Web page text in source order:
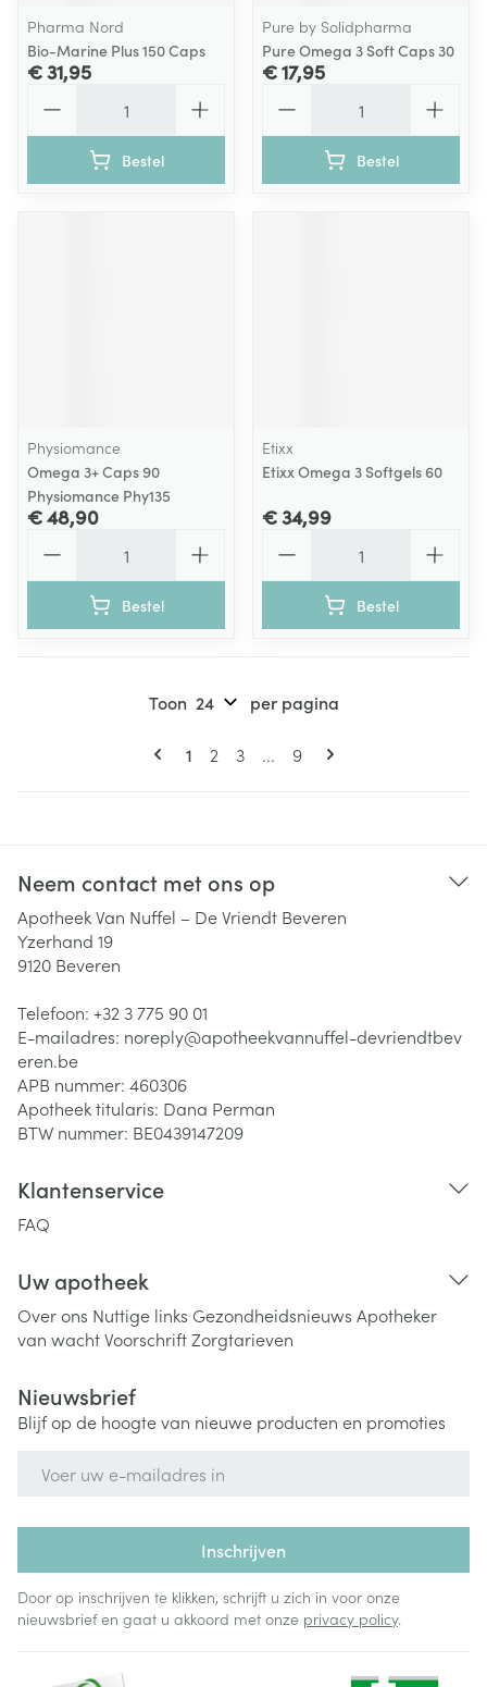
Pharma Nord
Bio-Marine Plus 150 Caps
€ 31,95
Bestel
Pure by Solidpharma
Pure Omega 3 Soft Caps 30
€ 17,95
Bestel
Physiomance
Omega 3+ Caps 90
Physiomance Phy135
€ 48,90
Bestel
Etixx
Etixx Omega 3 Softgels 60
€ 34,99
Bestel
Pagina's
U lees momenteel pagina
1 Pagina
2 Pagina
3 ... Pagina
9
Toon per pagina
Neem contact met ons op
Apotheek Van Nuffel – De Vriendt Beveren
Yzerhand 19
9120 Beveren
Telefoon: +32 3 775 90 01
E-mailadres: noreply@apotheekvannuffel-devriendtbev
eren.be
APB nummer: 460306
Apotheek titularis: Dana Perman
BTW nummer: BE0439147209
Klantenservice
FAQ
Uw apotheek
Over ons Nuttige links Gezondheidsnieuws Apotheker
van wachtVoorschriftZorgtarieven
Nieuwsbrief
Blijf op de hoogte van nieuwe producten en promoties
Inschrijven
Door op inschrijven te klikken, schrijft u zich in voor onze
nieuwsbrief en gaat u akkoord met onze privacy policy.